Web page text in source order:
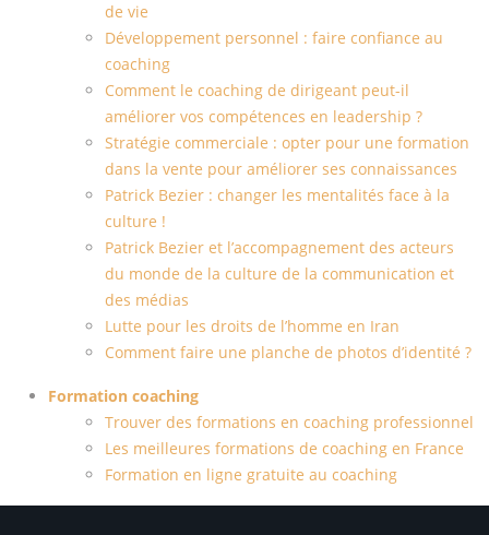
de vie
Développement personnel : faire confiance au
coaching
Comment le coaching de dirigeant peut-il
améliorer vos compétences en leadership ?
Stratégie commerciale : opter pour une formation
dans la vente pour améliorer ses connaissances
Patrick Bezier : changer les mentalités face à la
culture !
Patrick Bezier et l’accompagnement des acteurs
du monde de la culture de la communication et
des médias
Lutte pour les droits de l’homme en Iran
Comment faire une planche de photos d’identité ?
Formation coaching
Trouver des formations en coaching professionnel
Les meilleures formations de coaching en France
Formation en ligne gratuite au coaching